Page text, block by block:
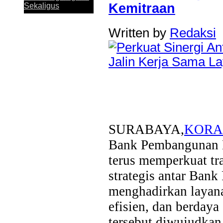
Sekaligus
Kemitraan
Written by Redaksi
SURABAYA,
Bank
terus memperkuat
strategis antar Bank
menghadirkan
efisien, dan